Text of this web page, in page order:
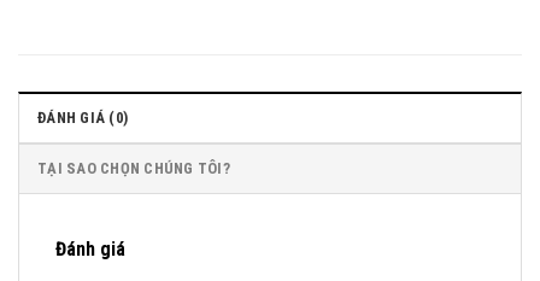
ĐÁNH GIÁ (0)
TẠI SAO CHỌN CHÚNG TÔI?
Đánh giá